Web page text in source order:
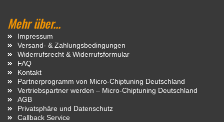
Mehr über...
Impressum
Versand- & Zahlungsbedingungen
Widerrufsrecht & Widerrufsformular
FAQ
Kontakt
Partnerprogramm von Micro-Chiptuning Deutschland
Vertriebspartner werden – Micro-Chiptuning Deutschland
AGB
Privatsphäre und Datenschutz
Callback Service